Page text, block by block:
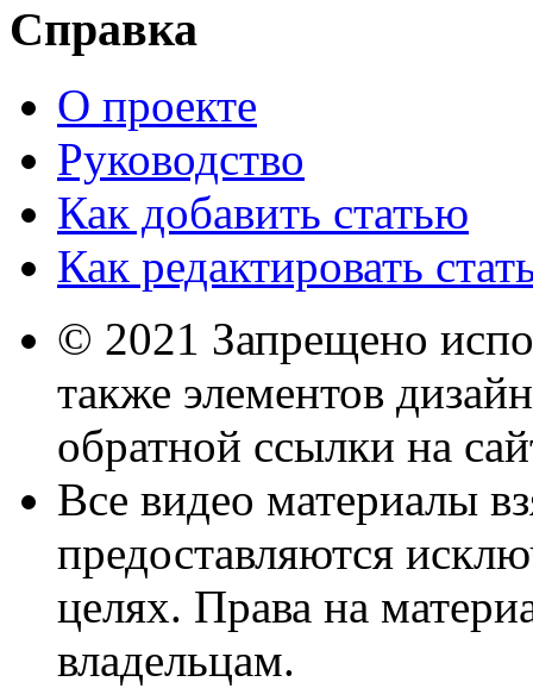
Справка
О проекте
Руководство
Как добавить статью
Как редактировать
© 2021 Запрещено
также элементов
обратной ссылки на
Все видео материалы
предоставляются
целях. Права на
владельцам.